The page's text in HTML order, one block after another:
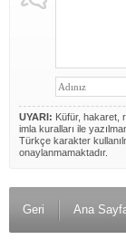
UYARI: Küfür, hakaret,
imla kuralları ile
Türkçe karakter
onaylanmamaktadır.
Geri Ana